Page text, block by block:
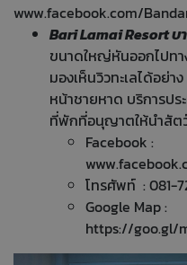
www.facebook.com/
Bari Lamai Resort บ
ขนาดใหญ่หันออกไปทา
มองเห็นวิวทะเลได้อย่า
หน้าชายหาด บริการปร
ที่พักที่อนุญาตให้นำสัตว์
Facebook :
โทรศัพท์ : 081-
Google Map :
https://goo.gl/